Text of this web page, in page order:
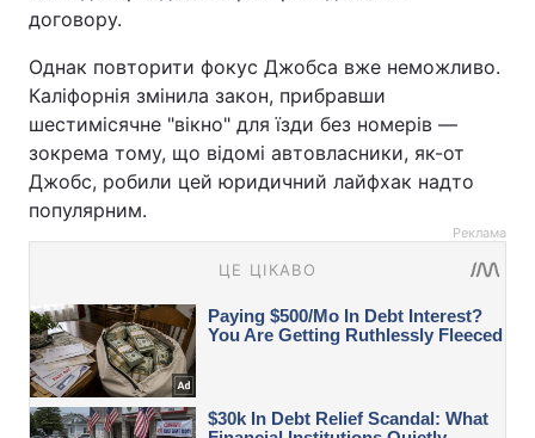
договору.
Однак повторити фокус Джобса вже неможливо.
Каліфорнія змінила закон, прибравши
шестимісячне "вікно" для їзди без номерів —
зокрема тому, що відомі автовласники, як-от
Джобс, робили цей юридичний лайфхак надто
популярним.
Реклама